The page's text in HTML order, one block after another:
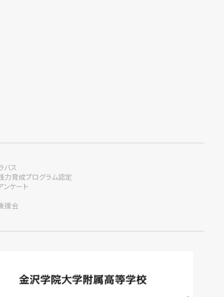
バス
力育成プログラム認定
ンケート
援会